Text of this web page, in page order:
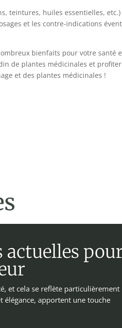
teintures, huiles essentielles,
et les contre-indications
bienfaits pour votre santé
de plantes médicinales et
et des plantes médicinales !
actuelles
et cela se reflète particulièrement
élégance, apportent une touche